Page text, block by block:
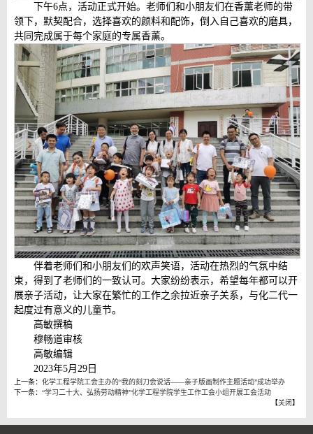
下午6点，活动正式开始。老师们和小朋友们在香薰老师的带
领下，默契配合，选择喜欢的颜料和配饰，倒入自己喜欢的磨具，
共同完成属于每个家庭的专属香薰。
伴着老师们和小朋友们的欢声笑语，活动在热烈的气氛中结
束，得到了老师们的一致认可。大家纷纷表示，希望每年都可以开
展亲子活动，让大家在繁忙的工作之余拉近亲子关系，与化二代一
起度过有意义的儿童节。
高敏撰稿
穆畅道审核
高敏编辑
2023年5月29日
上一条： 化学工程学院工会主办的“我的刻刀会说话——亲子版画制作主题活动”成功举办
下一条： “学习二十大、弘扬劳动精神”化学工程学院学生工作工会小组开展工会活动
【关闭 】